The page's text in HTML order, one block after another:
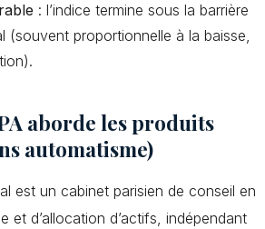
: l’indice termine sous la barrière
(souvent proportionnelle à la baisse,
aborde les produits
automatisme)
est un cabinet parisien de conseil en
et d’allocation d’actifs, indépendant